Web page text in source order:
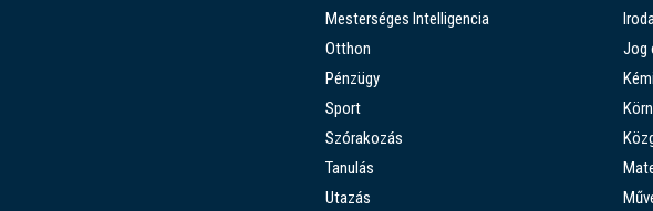
Mesterséges Intelligencia
Otthon
Pénzügy
Sport
Szórakozás
Tanulás
Utazás
Jog